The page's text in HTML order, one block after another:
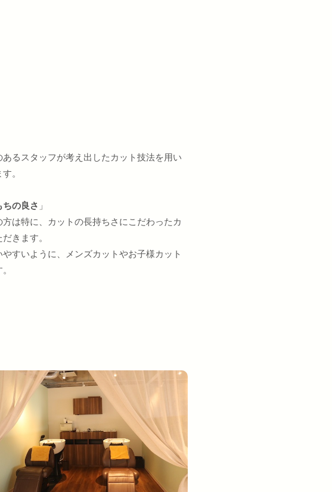
るスタッフが考え出したカット技法を用い
。
ちの良さ 」
は特に、カットの長持ちさにこだわったカ
きます。
すいように、メンズカットやお子様カット